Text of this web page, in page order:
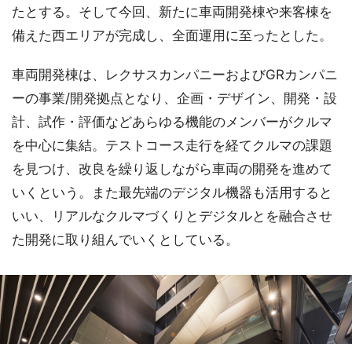
たとする。そして今回、新たに車両開発棟や来客棟を
備えた西エリアが完成し、全面運用に至ったとした。
車両開発棟は、レクサスカンパニーおよびGRカンパニ
ーの事業/開発拠点となり、企画・デザイン、開発・設
計、試作・評価などあらゆる機能のメンバーがクルマ
を中心に集結。テストコース走行を経てクルマの課題
を見つけ、改良を繰り返しながら車両の開発を進めて
いくという。また最先端のデジタル機器も活用すると
いい、リアルなクルマづくりとデジタルとを融合させ
た開発に取り組んでいくとしている。